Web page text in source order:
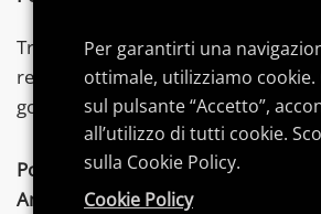
Troverai articoli su tecnologia,
recensioni, consigli di acquisto e
goderti al meglio le tuepassioni.
Postword.itpartecipa al Programma
AmazonEU, un programma di
Per garantirti una
ottimale, utilizziamo cookie.
sul pulsante “Accetto”,
all’utilizzo di tutti cookie.
sulla Cookie Policy.
Cookie Policy